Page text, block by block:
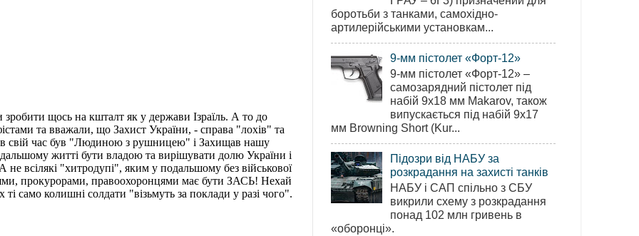
боротьби з танками, самохідно-
артилерійськими установкам...
9-мм пістолет «Форт-12»
9-мм пістолет «Форт-12» –
самозарядний пістолет під
набій 9х18 мм Makarov, також
випускається під набій 9х17
мм Browning Short (Kur...
Підозри від НАБУ за
розкрадання на захисті танків
НАБУ і САП спільно з СБУ
викрили схему з розкрадання
понад 102 млн гривень в
«оборонці».